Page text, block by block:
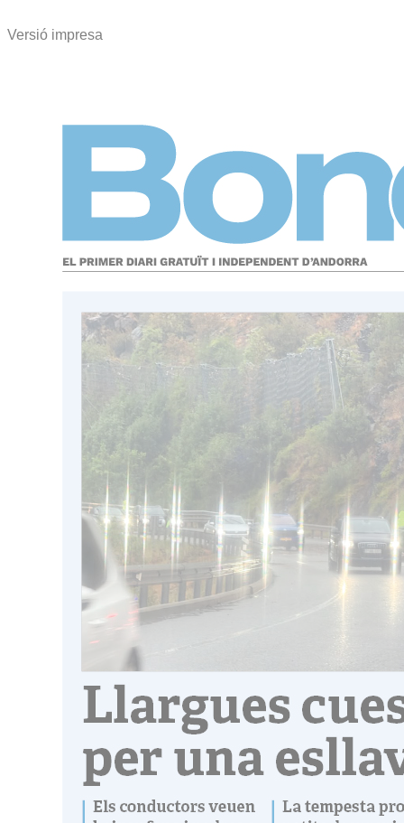
Versió impresa